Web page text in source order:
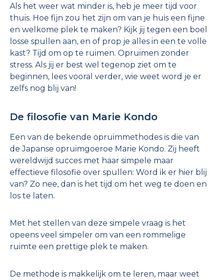
Als het weer wat minder is, heb je meer tijd voor
thuis. Hoe fijn zou het zijn om van je huis een fijne
en welkome plek te maken? Kijk jij tegen een boel
losse spullen aan, en of prop je alles in een te volle
kast? Tijd om op te ruimen. Opruimen zonder
stress. Als jij er best wel tegenop ziet om te
beginnen, lees vooral verder, wie weet word je er
zelfs nog blij van!
De filosofie van Marie Kondo
Een van de bekende opruimmethodes is die van
de Japanse opruimgoeroe Marie Kondo. Zij heeft
wereldwijd succes met haar simpele maar
effectieve filosofie over spullen: Word ik er hier blij
van? Zo nee, dan is het tijd om het weg te doen en
los te laten.
Met het stellen van deze simpele vraag is het
opeens veel simpeler om van een rommelige
ruimte een prettige plek te maken.
De methode is makkelijk om te leren, maar weet